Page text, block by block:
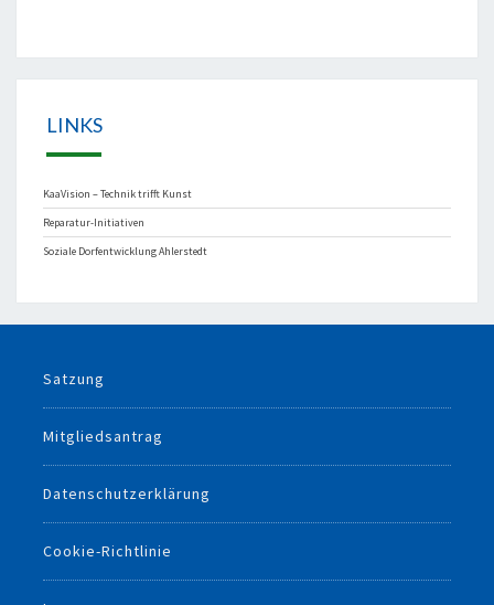
LINKS
KaaVision – Technik trifft Kunst
Reparatur-Initiativen
Soziale Dorfentwicklung Ahlerstedt
Satzung
Mitgliedsantrag
Datenschutzerklärung
Cookie-Richtlinie